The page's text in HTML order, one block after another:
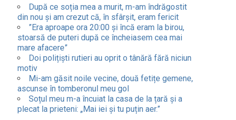
După ce soția mea a murit, m-am îndrăgostit
din nou și am crezut că, în sfârșit, eram fericit
”Era aproape ora 20:00 și încă eram la birou,
stoarsă de puteri după ce încheiasem cea mai
mare afacere”
Doi polițiști rutieri au oprit o tânără fără niciun
motiv
Mi-am găsit noile vecine, două fetițe gemene,
ascunse în tomberonul meu gol
Soțul meu m-a încuiat la casa de la țară și a
plecat la prieteni: „Mai iei și tu puțin aer.”